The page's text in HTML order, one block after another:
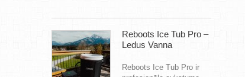
Reboots Ice Tub Pro –
Ledus Vanna
Reboots Ice Tub Pro ir